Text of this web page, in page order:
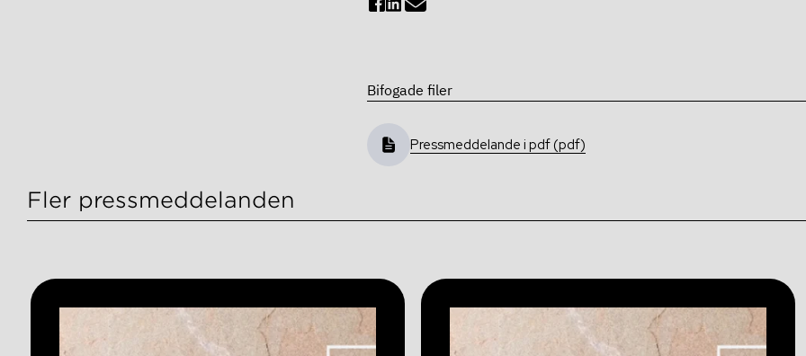
Bifogade filer
Pressmeddelande i pdf (pdf)
Fler pressmeddelanden